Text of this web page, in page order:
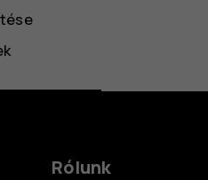
Rólunk